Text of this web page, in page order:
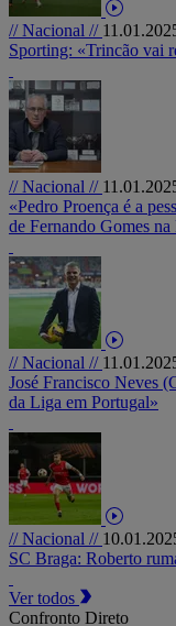
// Nacional //
Sporting: «Trincão vai
// Nacional //
«Pedro Proença é a
de Fernando Gomes na
// Nacional //
José Francisco Neves
da Liga em Portugal»
// Nacional //
SC Braga: Roberto
Ver todos
Confronto Direto